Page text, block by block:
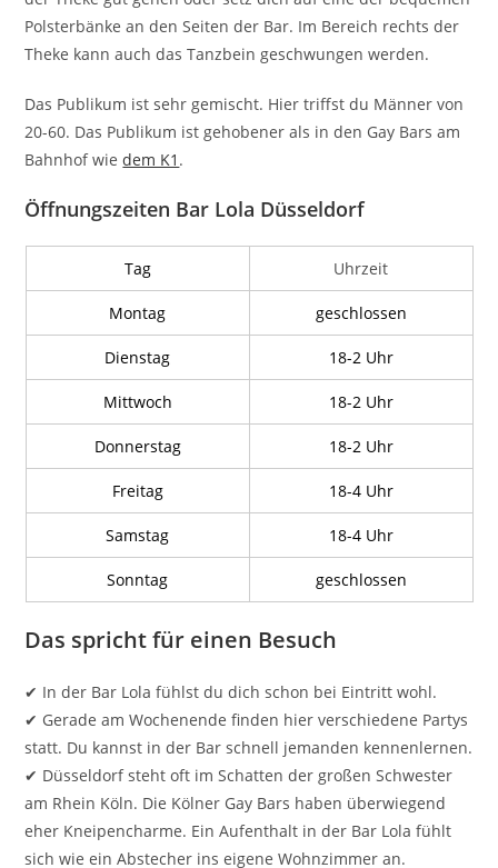
Polsterbänke an den Seiten der Bar. Im Bereich rechts der
Theke kann auch das Tanzbein geschwungen werden.
Das Publikum ist sehr gemischt. Hier triffst du Männer von
20-60. Das Publikum ist gehobener als in den Gay Bars am
Bahnhof wiedem K1 .
Öffnungszeiten Bar Lola Düsseldorf
Tag Uhrzeit
Montag geschlossen
Dienstag 18-2 Uhr
Mittwoch 18-2 Uhr
Donnerstag 18-2 Uhr
Freitag 18-4 Uhr
Samstag 18-4 Uhr
Sonntag geschlossen
Das spricht für einen Besuch
✔ In der Bar Lola fühlst du dich schon bei Eintritt wohl.
✔ Gerade am Wochenende finden hier verschiedene Partys
statt. Du kannst in der Bar schnell jemanden kennenlernen.
✔ Düsseldorf steht oft im Schatten der großen Schwester
am Rhein Köln. Die Kölner Gay Bars haben überwiegend
eher Kneipencharme. Ein Aufenthalt in der Bar Lola fühlt
sich wie ein Abstecher ins eigene Wohnzimmer an.